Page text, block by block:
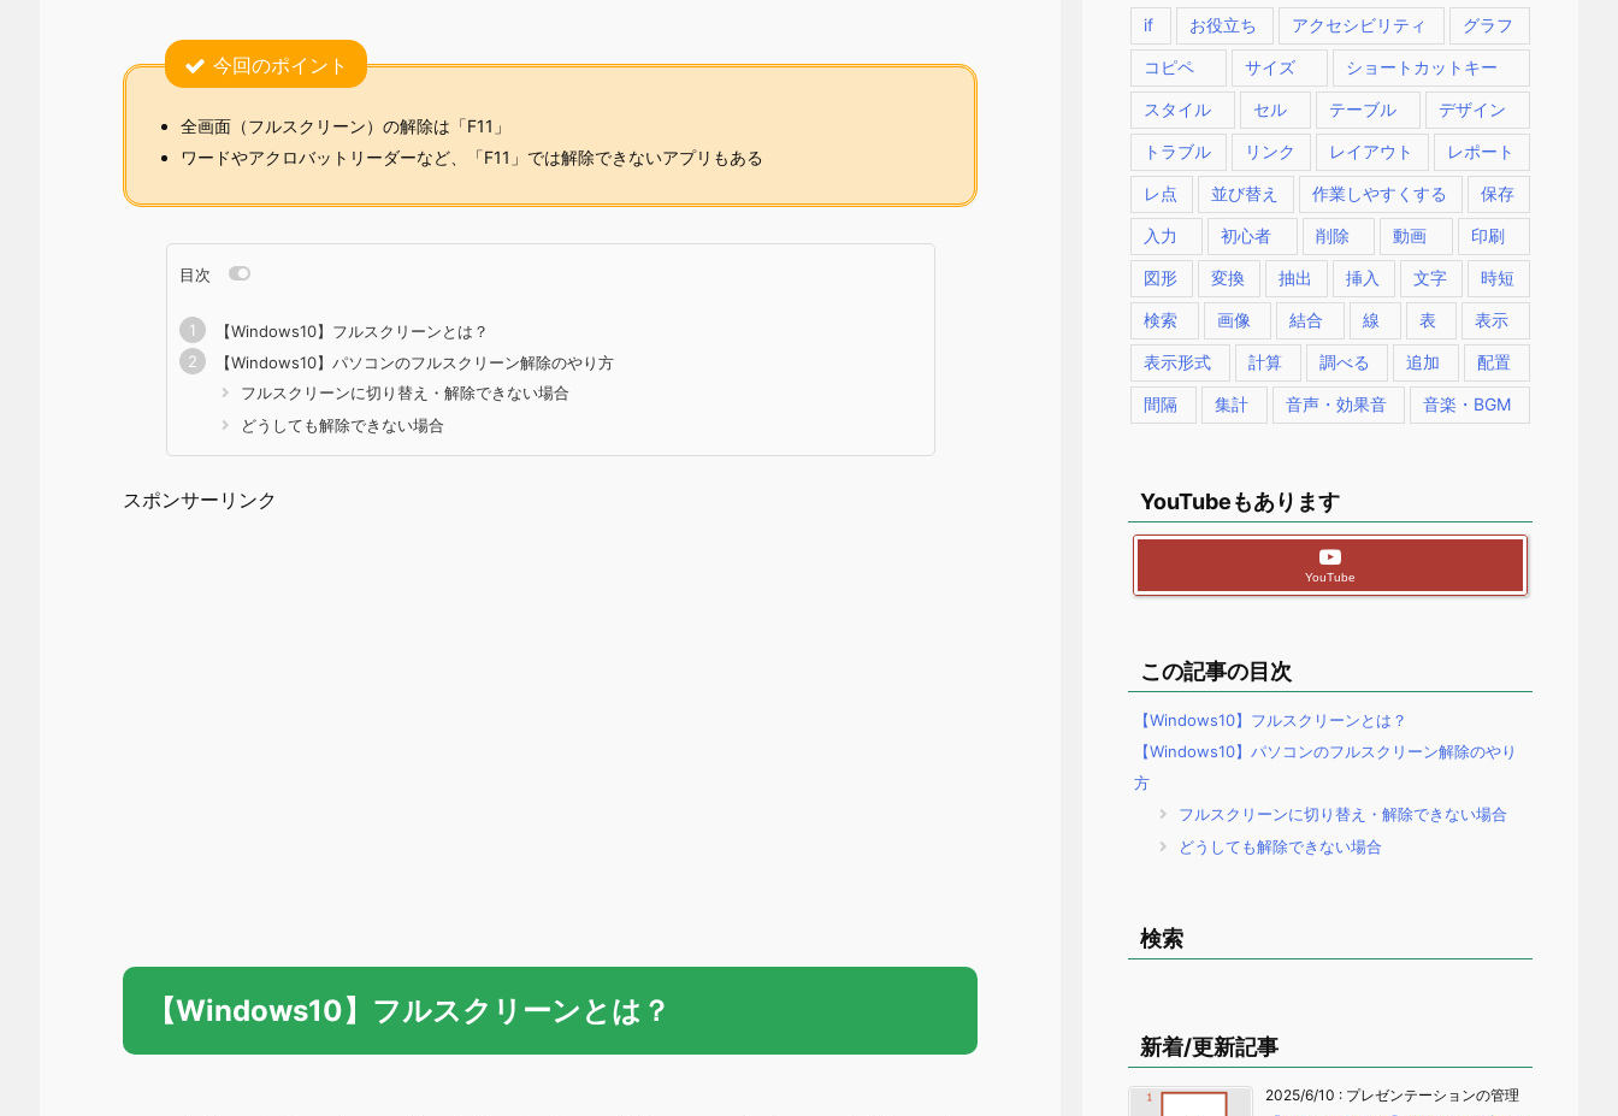
今回のポイント
全画面（フルスクリーン）の解除は「F11」
ワードやアクロバットリーダーなど、「F11」では解除できないアプリもある
目次
【Windows10】フルスクリーンとは？
【Windows10】パソコンのフルスクリーン解除のやり方
フルスクリーンに切り替え・解除できない場合
どうしても解除できない場合
スポンサーリンク
【Windows10】フルスクリーンとは？
if お役立ち アクセシビリティ グラフ
コピペ サイズ ショートカットキー
スタイル セル テーブル デザイン
トラブル リンク レイアウト レポート
レ点 並び替え 作業しやすくする 保存
入力 初心者 削除 動画 印刷
図形 変換 抽出 挿入 文字 時短
検索 画像 結合 線 表 表示
表示形式 計算 調べる 追加 配置
間隔 集計 音声・効果音 音楽・BGM
YouTubeもあります
YouTube
この記事の目次
【Windows10】フルスクリーンとは？
【Windows10】パソコンのフルスクリーン解除のやり
方
フルスクリーンに切り替え・解除できない場合
どうしても解除できない場合
検索
新着/更新記事
2025/6/10 : プレゼンテーションの管理